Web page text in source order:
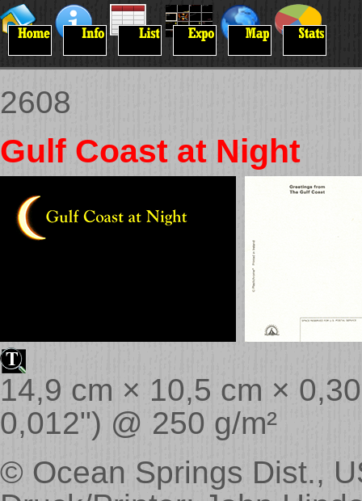
2608
Gulf Coast at Night
14,9 cm × 10,5 cm ×
0,012") @ 250 g/m²
© Ocean Springs Dist.,